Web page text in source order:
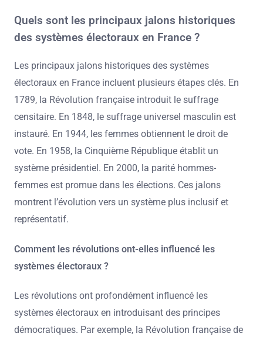
Quels sont les principaux jalons historiques
des systèmes électoraux en France ?
Les principaux jalons historiques des systèmes
électoraux en France incluent plusieurs étapes clés. En
1789, la Révolution française introduit le suffrage
censitaire. En 1848, le suffrage universel masculin est
instauré. En 1944, les femmes obtiennent le droit de
vote. En 1958, la Cinquième République établit un
système présidentiel. En 2000, la parité hommes-
femmes est promue dans les élections. Ces jalons
montrent l’évolution vers un système plus inclusif et
représentatif.
Comment les révolutions ont-elles influencé les
systèmes électoraux ?
Les révolutions ont profondément influencé les
systèmes électoraux en introduisant des principes
démocratiques. Par exemple, la Révolution française de